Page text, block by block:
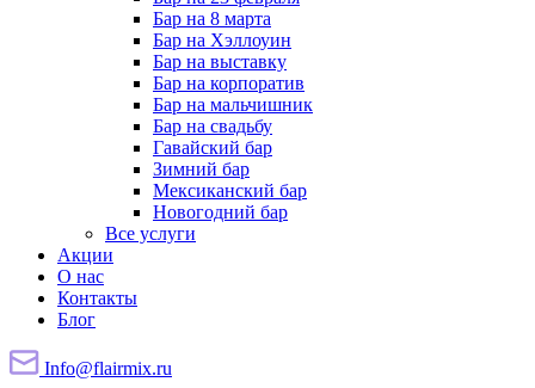
Бар на 8 марта
Бар на Хэллоуин
Бар на выставку
Бар на корпоратив
Бар на мальчишник
Бар на свадьбу
Гавайский бар
Зимний бар
Мексиканский бар
Новогодний бар
Все услуги
Акции
О нас
Контакты
Блог
Info@flairmix.ru